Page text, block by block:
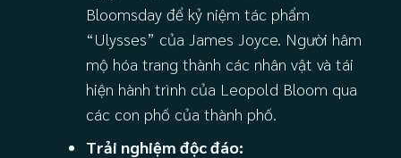
Bloomsday để kỷ niệm tác phẩm
“Ulysses” của James Joyce. Người hâm
mộ hóa trang thành các nhân vật và tái
hiện hành trình của Leopold Bloom qua
các con phố của thành phố.
Trải nghiệm độc đáo: